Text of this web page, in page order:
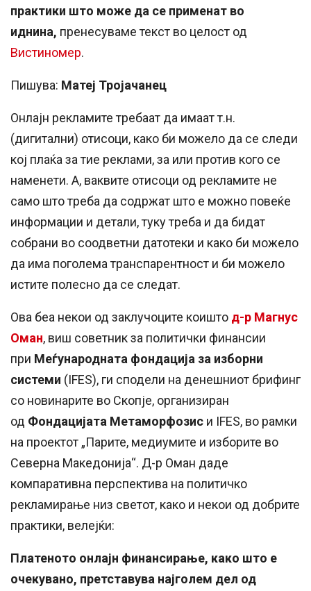
практики што може да се применат во
иднина, пренесуваме текст во целост од
Вистиномер.
Пишува: Матеј Тројачанец
Онлајн рекламите требаат да имаат т.н.
(дигитални) отисоци, како би можело да се следи
кој плаќа за тие реклами, за или против кого се
наменети. А, ваквите отисоци од рекламите не
само што треба да содржат што е можно повеќе
информации и детали, туку треба и да бидат
собрани во соодветни датотеки и како би можело
да има поголема транспарентност и би можело
истите полесно да се следат.
Ова беа некои од заклучоците коишто д-р Магнус
Оман, виш советник за политички финансии
при Меѓународната фондација за изборни
системи (IFES), ги сподели на денешниот брифинг
со новинарите во Скопје, организиран
од Фондацијата Метаморфозис и IFES, во рамки
на проектот „Парите, медиумите и изборите во
Северна Македонија“. Д-р Оман даде
компаративна перспектива на политичко
рекламирање низ светот, како и некои од добрите
практики, велејќи:
Платеното онлајн финансирање, како што е
очекувано, претставува најголем дел од